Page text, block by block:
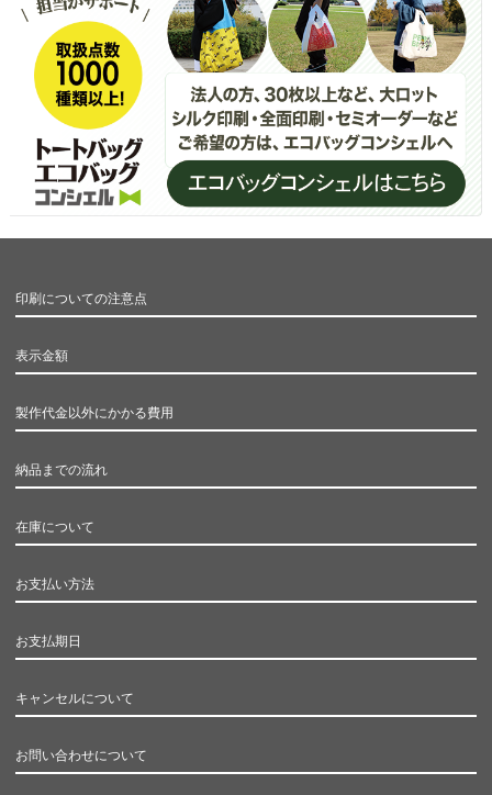
印刷についての注意点
表示金額
製作代金以外にかかる費用
納品までの流れ
在庫について
お支払い方法
お支払期日
キャンセルについて
お問い合わせについて